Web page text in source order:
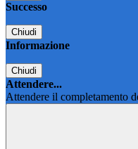
Successo
Chiudi
Informazione
Chiudi
Attendere...
Attendere il completamento